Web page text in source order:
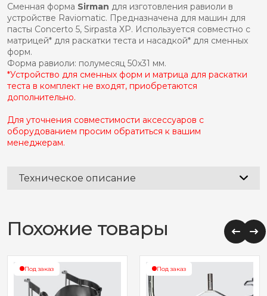
Сменная форма Sirman для изготовления равиоли в
устройстве Raviomatic. Предназначена для машин для
пасты Concerto 5, Sirpasta XP. Используется совместно с
матрицей* для раскатки теста и насадкой* для сменных
форм.
Форма равиоли: полумесяц 50х31 мм.
*Устройство для сменных форм и матрица для раскатки
теста в комплект не входят, приобретаются
дополнительно.
Для уточнения совместимости аксессуаров с
оборудованием просим обратиться к вашим
менеджерам.
Техническое описание
Похожие товары
Под заказ Под заказ